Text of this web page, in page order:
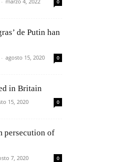
0
de Putin han
- agosto 15, 2020 0
in Britain
15, 2020 0
persecution of
7, 2020 0